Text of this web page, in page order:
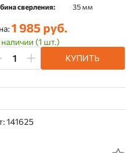
сверления: 35 мм
1 985 руб.
(1 шт.)
КУПИТЬ
141625